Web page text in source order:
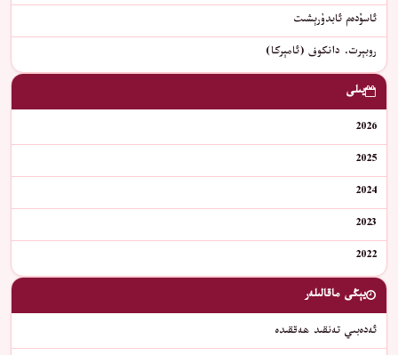
ئاسۇدەم ئابدۇرېشىت
روبېرت. دانكوف (ئامېركا)
يىلى
2026
2025
2024
2023
2022
يېڭى ماقالىلەر
ئەدەبىي تەنقىد ھەققىدە